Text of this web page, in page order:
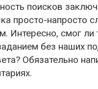
поисков
просто-напросто
Интересно, смог ли
без наших
Обязательно